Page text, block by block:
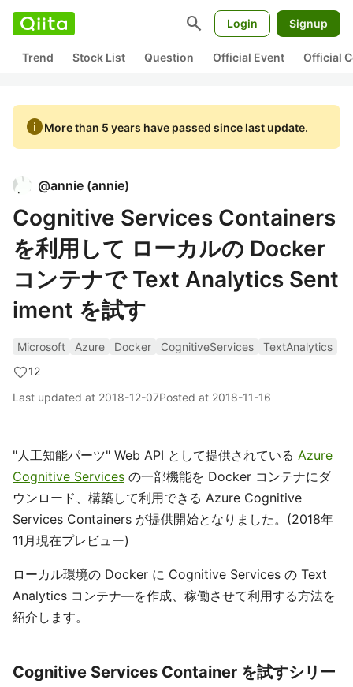
search Login Signup
Trend Stock List Question Official Event Official
infoMore than 5 years have passed since last update.
@annie (annie)
Cognitive Services Containers
を利用して ローカルの Docker
コンテナで Text Analytics Sent
iment を試す
Microsoft Azure Docker CognitiveServices
TextAnalytics
12
Last updated at 2018-12-07Posted at 2018-11-16
"人工知能パーツ" Web API として提供されている Azure
Cognitive Services の一部機能を Docker コンテナにダ
ウンロード、構築して利用できる Azure Cognitive
Services Containers が提供開始となりました。(2018年
11月現在プレビュー)
ローカル環境の Docker に Cognitive Services の Text
Analytics コンテナ―を作成、稼働させて利用する方法を
紹介します。
Cognitive Services Container を試すシリー